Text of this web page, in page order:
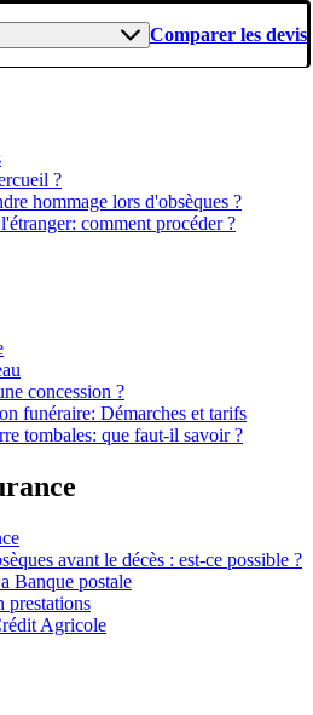
Comparer les devis
?
hommage lors d'obsèques ?
comment procéder ?
concession ?
funéraire: Démarches et tarifs
tombales: que faut-il savoir ?
avant le décès : est-ce possible ?
Banque postale
prestations
Agricole